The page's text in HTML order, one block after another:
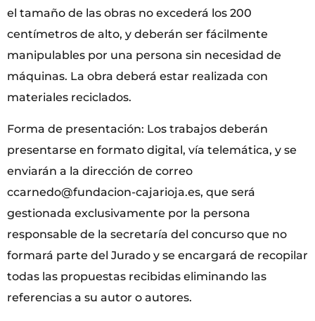
el tamaño de las obras no excederá los 200
centímetros de alto, y deberán ser fácilmente
manipulables por una persona sin necesidad de
máquinas. La obra deberá estar realizada con
materiales reciclados.
Forma de presentación: Los trabajos deberán
presentarse en formato digital, vía telemática, y se
enviarán a la dirección de correo
ccarnedo@fundacion-cajarioja.es, que será
gestionada exclusivamente por la persona
responsable de la secretaría del concurso que no
formará parte del Jurado y se encargará de recopilar
todas las propuestas recibidas eliminando las
referencias a su autor o autores.